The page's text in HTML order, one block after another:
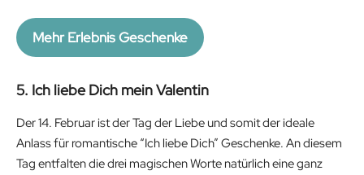
Mehr Erlebnis Geschenke
5. Ich liebe Dich mein Valentin
Der 14. Februar ist der Tag der Liebe und somit der ideale
Anlass für romantische “Ich liebe Dich” Geschenke. An diesem
Tag entfalten die drei magischen Worte natürlich eine ganz